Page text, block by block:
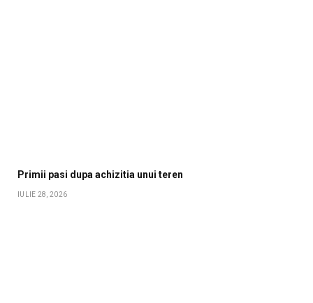
Primii pasi dupa achizitia unui teren
IULIE 28, 2026